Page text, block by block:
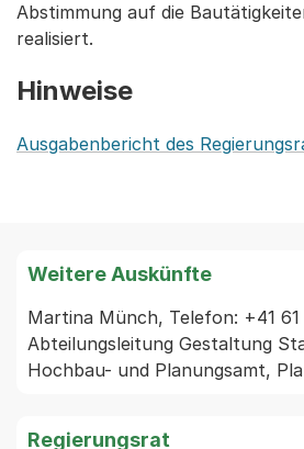
Abstimmung auf die
realisiert.
Hinweise
Ausgabenbericht des
Weitere Auskünfte
Martina Münch, Telefon: +41
Abteilungsleitung Gestaltung
Hochbau- und Planungsamt,
Regierungsrat